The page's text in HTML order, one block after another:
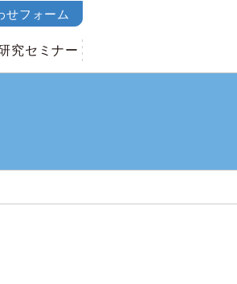
究セミナー
せフォーム